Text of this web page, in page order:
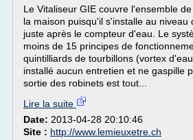
Le Vitaliseur GIE couvre l'ensemble
la maison puisqu'il s'installe au niveau
juste après le compteur d'eau. Le
moins de 15 principes de
quintilliards de tourbillons (vortex
installé aucun entretien et ne gaspille
sortie des robinets est tout...
Lire la suite
Date: 2013-04-28 20:10:46
Site : http://www.lemieuxetre.ch